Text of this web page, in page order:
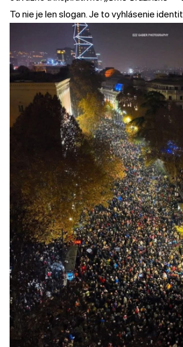
To nie je len slogan. Je to vyhlásenie